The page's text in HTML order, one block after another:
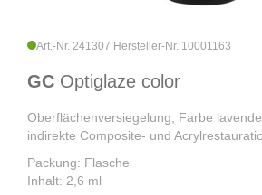
Art.-Nr. 241307 Hersteller-Nr. 10001163
GC Optiglaze color
Oberflächenversiegelung, Farbe
indirekte Composite- und
Packung: Flasche
Inhalt: 2,6 ml